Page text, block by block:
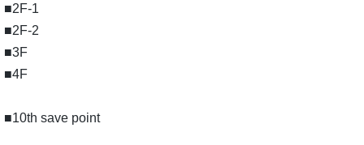
■2F-1
■2F-2
■3F
■4F
■10th save point